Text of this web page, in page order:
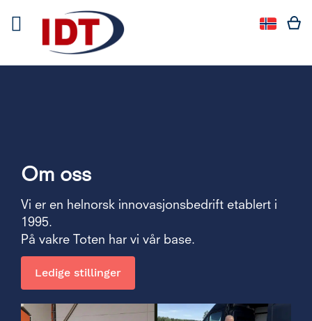
Språk
Språk:
Om oss
Vi er en helnorsk innovasjonsbedrift etablert i
1995.
På vakre Toten har vi vår base.
Ledige stillinger